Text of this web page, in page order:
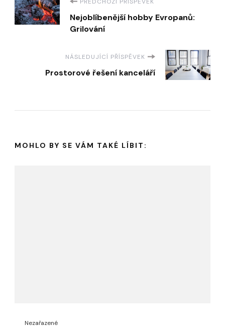
Navigace
příspěvku
Nejoblíbenější hobby Evropanů:
Grilování
NÁSLEDUJÍCÍ PŘÍSPĚVEK
Prostorové řešení kanceláří
MOHLO BY SE VÁM TAKÉ LÍBIT:
Nezařazené